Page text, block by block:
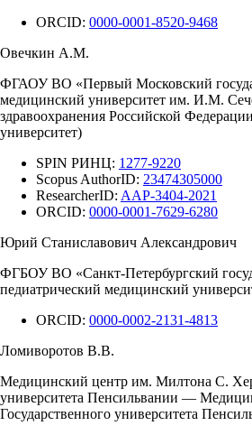
ORCID: 0000-0001-8520-9468
Овечкин А.М.
ФГАОУ ВО «Первый Московский
медицинский университет им. И.М.
здравоохранения Российской
университет)
SPIN РИНЦ: 1277-9220
Scopus AuthorID: 23474305000
ResearcherID: AAP-3404-2021
ORCID: 0000-0001-7629-6280
Юрий Станиславович Александрович
ФГБОУ ВО «Санкт-Петербургский
педиатрический медицинский
ORCID: 0000-0002-2131-4813
Ломиворотов В.В.
Медицинский центр им. Милтона С.
университета Пенсильвании —
Государственного университета